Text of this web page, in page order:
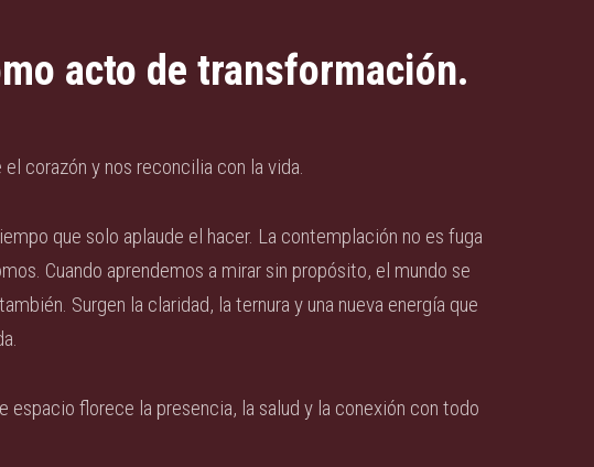
acto de transformación.
corazón y nos reconcilia con la vida.
que solo aplaude el hacer. La contemplación no es fuga
Cuando aprendemos a mirar sin propósito, el mundo se
Surgen la claridad, la ternura y una nueva energía que
espacio florece la presencia, la salud y la conexión con todo